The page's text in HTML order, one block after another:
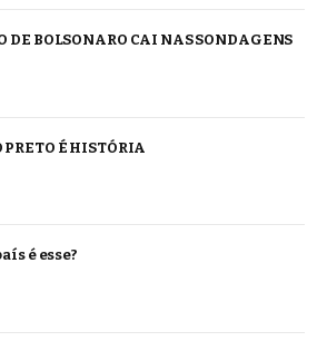
DE BOLSONARO CAI NAS SONDAGENS
PRETO É HISTÓRIA
é esse?